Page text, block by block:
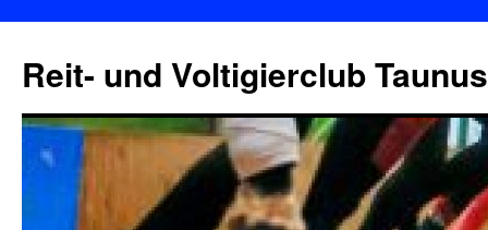
Reit- und Voltigierclub